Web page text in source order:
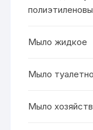
Мыло жидкое
Мыло
Мыло